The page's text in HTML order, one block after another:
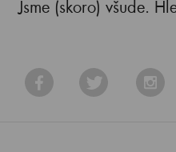
Jsme (skoro) všude.